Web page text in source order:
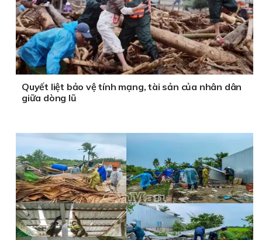
Quyết liệt bảo vệ tính mạng, tài sản của nhân dân
giữa dòng lũ